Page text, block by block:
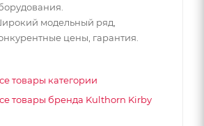
модельный ряд,
цены, гарантия.
товары категории
товары бренда Kulthorn Kirby